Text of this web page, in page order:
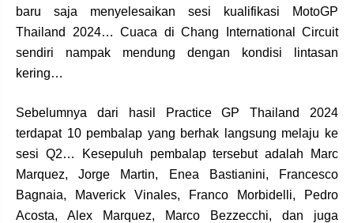
baru saja menyelesaikan sesi kualifikasi MotoGP
Thailand 2024… Cuaca di Chang International Circuit
sendiri nampak mendung dengan kondisi lintasan
kering…
Sebelumnya dari hasil Practice GP Thailand 2024
terdapat 10 pembalap yang berhak langsung melaju ke
sesi Q2… Kesepuluh pembalap tersebut adalah Marc
Marquez, Jorge Martin, Enea Bastianini, Francesco
Bagnaia, Maverick Vinales, Franco Morbidelli, Pedro
Acosta, Alex Marquez, Marco Bezzecchi, dan juga